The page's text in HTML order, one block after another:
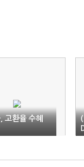
고환율 수혜